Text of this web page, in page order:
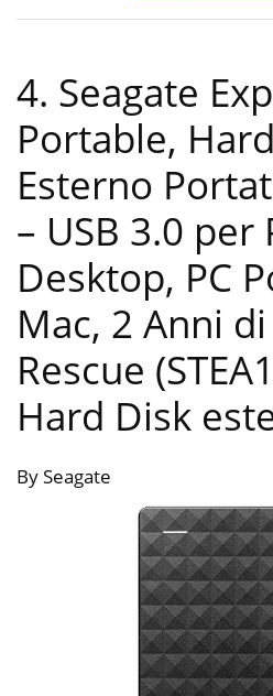
4. Seagate
Portable,
Esterno
– USB 3.0 per
Desktop, PC
Mac, 2 Anni
Rescue
Hard Disk
By Seagate